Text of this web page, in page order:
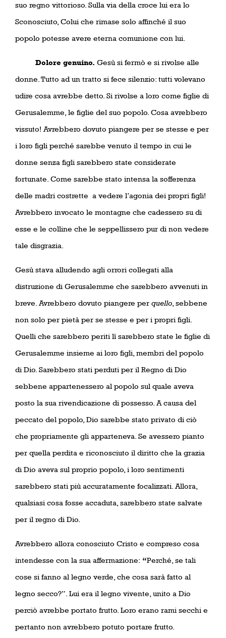
suo regno vittorioso. Sulla via della croce lui era lo
Sconosciuto, Colui che rimase solo affinché il suo
popolo potesse avere eterna comunione con lui.
Dolore genuino. Gesù si fermò e si rivolse alle
donne. Tutto ad un tratto si fece silenzio: tutti volevano
udire cosa avrebbe detto. Si rivolse a loro come figlie di
Gerusalemme, le figlie del suo popolo. Cosa avrebbero
vissuto! Avrebbero dovuto piangere per se stesse e per
i loro figli perché sarebbe venuto il tempo in cui le
donne senza figli sarebbero state considerate
fortunate. Come sarebbe stato intensa la sofferenza
delle madri costrette a vedere l’agonia dei propri figli!
Avrebbero invocato le montagne che cadessero su di
esse e le colline che le seppellissero pur di non vedere
tale disgrazia.
Gesù stava alludendo agli orrori collegati alla
distruzione di Gerusalemme che sarebbero avvenuti in
breve. Avrebbero dovuto piangere per quello , sebbene
non solo per pietà per se stesse e per i propri figli.
Quelli che sarebbero periti lì sarebbero state le figlie di
Gerusalemme insieme ai loro figli, membri del popolo
di Dio. Sarebbero stati perduti per il Regno di Dio
sebbene appartenessero al popolo sul quale aveva
posto la sua rivendicazione di possesso. A causa del
peccato del popolo, Dio sarebbe stato privato di ciò
che propriamente gli apparteneva. Se avessero pianto
per quella perdita e riconosciuto il diritto che la grazia
di Dio aveva sul proprio popolo, i loro sentimenti
sarebbero stati più accuratamente focalizzati. Allora,
qualsiasi cosa fosse accaduta, sarebbero state salvate
per il regno di Dio.
Avrebbero allora conosciuto Cristo e compreso cosa
intendesse con la sua affermazione: “Perché, se tali
cose si fanno al legno verde, che cosa sarà fatto al
legno secco?”. Lui era il legno vivente, unito a Dio
perciò avrebbe portato frutto. Loro erano rami secchi e
pertanto non avrebbero potuto portare frutto.